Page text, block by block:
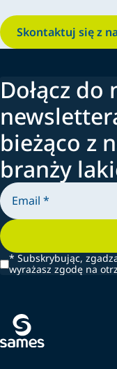
Skontaktuj się z
Dołącz do
bieżąco z
branży
* Subskrybując,
wyrażasz zgodę na